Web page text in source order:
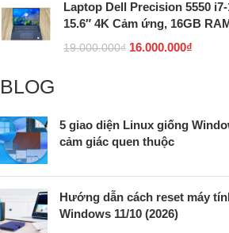
Laptop Dell Precision 5550 i7-
15.6″ 4K Cảm ứng, 16GB
19.000.000₫ 16.000.000₫
BLOG
5 giao diện Linux giống
cảm giác quen thuộc
Hướng dẫn cách reset máy
Windows 11/10 (2026)